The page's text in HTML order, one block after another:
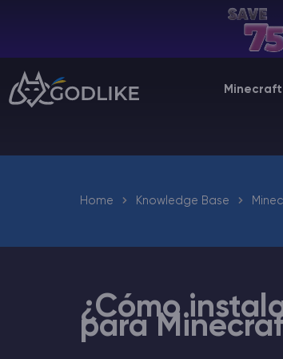
Billing Panel
Manage your servers & payments
VPS Panel
Home Knowledge Base
¿Cómo
para